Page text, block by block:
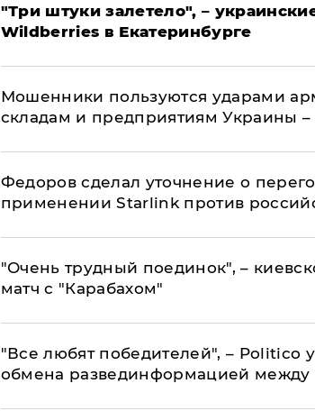
"Три штуки залетело", –
Wildberries в Екатеринбурге
Мошенники пользуются ударами
складам и предприятиям Украины
Федоров сделал уточнение о
применении Starlink против
"Очень трудный поединок", –
матч с "Карабахом"
​"Все любят победителей", – Politico
обмена развединформацией